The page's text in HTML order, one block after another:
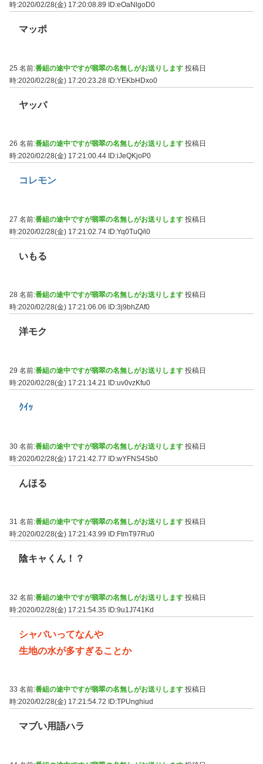
時:2020/02/28(金) 17:20:08.89
ID:eOaNlgoD0
マッポ
25 名前:番組の途中ですが翡翠の名無しがお送りします 投稿日
時:2020/02/28(金) 17:20:23.28 ID:YEKbHDxo0
ヤッパ
26 名前:番組の途中ですが翡翠の名無しがお送りします 投稿日
時:2020/02/28(金) 17:21:00.44 ID:iJeQKjoP0
コレモン
27 名前:番組の途中ですが翡翠の名無しがお送りします 投稿日
時:2020/02/28(金) 17:21:02.74 ID:Yq0TuQ/i0
いもる
28 名前:番組の途中ですが翡翠の名無しがお送りします 投稿日
時:2020/02/28(金) 17:21:06.06
ID:3j9bhZAf0
洋モク
29 名前:番組の途中ですが翡翠の名無しがお送りします 投稿日
時:2020/02/28(金) 17:21:14.21
ID:uv0vzKfu0
ｸｲｯ
30 名前:番組の途中ですが翡翠の名無しがお送りします 投稿日
時:2020/02/28(金) 17:21:42.77 ID:wYFNS4Sb0
んほる
31 名前:番組の途中ですが翡翠の名無しがお送りします 投稿日
時:2020/02/28(金) 17:21:43.99
ID:FtmT97Ru0
陰キャくん！？
32 名前:番組の途中ですが翡翠の名無しがお送りします 投稿日
時:2020/02/28(金) 17:21:54.35 ID:9u1J741Kd
シャバいってなんや
生地の水が多すぎることか
33 名前:番組の途中ですが翡翠の名無しがお送りします 投稿日
時:2020/02/28(金) 17:21:54.72
ID:TPUnghiud
マブい用語ハラ